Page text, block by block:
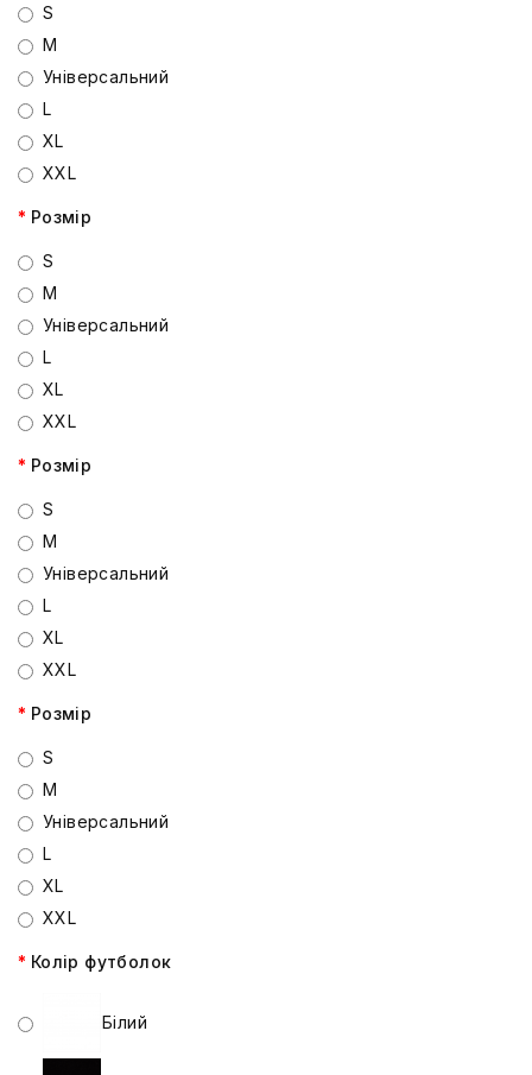
S
M
Універсальний
L
XL
XXL
Розмір
S
M
Універсальний
L
XL
XXL
Розмір
S
M
Універсальний
L
XL
XXL
Розмір
S
M
Універсальний
L
XL
XXL
Колір футболок
Білий